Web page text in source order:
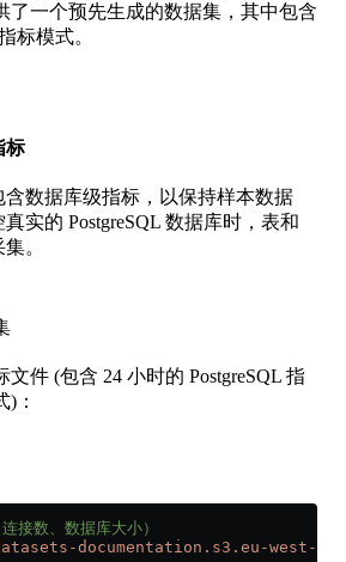
了一个预先生成的数据集，其中包含
标模式。
标
含数据库级指标，以保持样本数据
实的 PostgreSQL 数据库时，表和
。
件 (包含 24 小时的 PostgreSQL 指
：
数、数据库大小）
documentation.s3.eu-west-